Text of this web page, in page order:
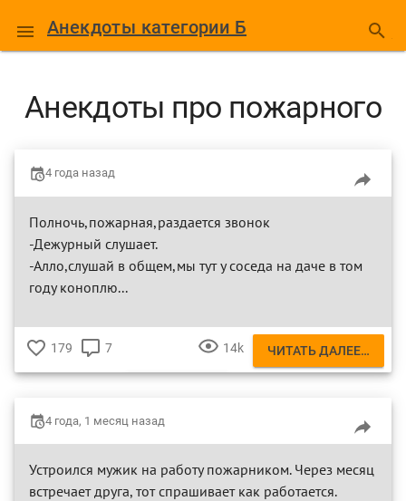
Анекдоты категории Б
Анекдоты про пожарного
4 года назад
Полночь,пожарная,раздается звонок
-Дежурный слушает.
-Алло,слушай в общем,мы тут у соседа на даче в том
году коноплю...
♥
179
КОММЕНТАРИЕВ
7 ЧИТАТЬ ДАЛЕЕ…
ПРОСМОТРОВ
14k
4 года, 1 месяц назад
Устроился мужик на работу пожарником. Через месяц
встречает друга, тот спрашивает как работается.